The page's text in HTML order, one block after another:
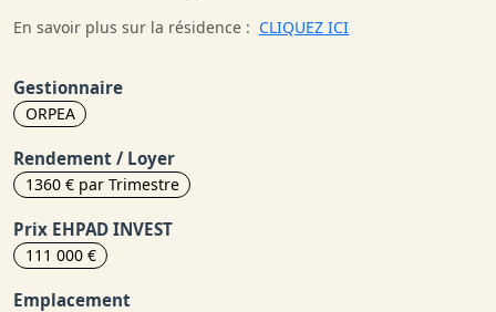
En savoir plus sur la résidence : CLIQUEZ ICI
Gestionnaire
ORPEA
Rendement / Loyer
1360 € par Trimestre
Prix EHPAD INVEST
111 000 €
Emplacement